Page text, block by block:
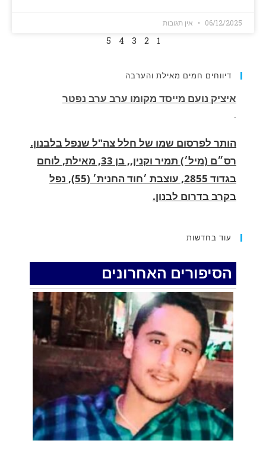
06/12/2025 אין תגובות
1
2
3
4
5
דיווחים חמים מאילת והערבה
הותר לפרסום שמו של חלל צה"ל שנפל בלבנון.
בגדוד 2855, עוצבת ׳חוד החנית׳ (55), נפל
בקרב בדרום לבנון.
.
החופשה המשפחתית שהפכה למסע גניבות:
ילדיהם יצאו למסע גניבות באילת.
האדמה רועדת- סדרת רעידות אדמה בחצי האי
סיני
רעידת אדמה הורגשה באילת
איציק נועם מייסד מקומו ערב ערב נפטר
עוד בחדשות
הסיפורים האחרונים